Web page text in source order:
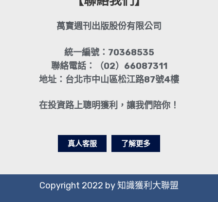
萬寶週刊出版股份有限公司
統一編號：70368535
聯絡電話：（02）66087311
地址：台北市中山區松江路87號4樓
在投資路上聰明獲利，讓我們陪你！
真人客服 了解更多
Copyright 2022 by 知識獲利大聯盟